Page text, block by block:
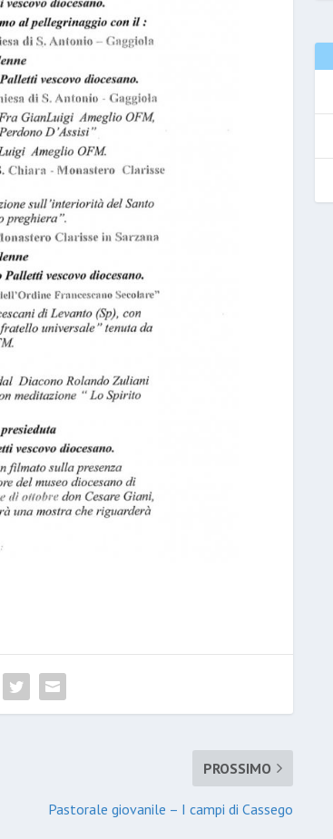
PROSSIMO
Pastorale giovanile – I campi di Cassego